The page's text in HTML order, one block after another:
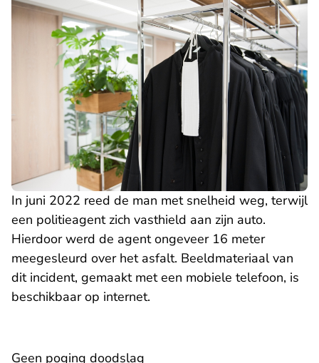
In juni 2022 reed de man met snelheid weg, terwijl
een politieagent zich vasthield aan zijn auto.
Hierdoor werd de agent ongeveer 16 meter
meegesleurd over het asfalt. Beeldmateriaal van
dit incident, gemaakt met een mobiele telefoon, is
beschikbaar op internet.
Geen poging doodslag